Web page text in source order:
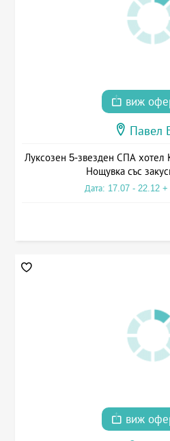
виж
Павел
Луксозен 5-звезден СПА хотел
Нощувка със
Дата: 17.07 - 22.12 +
виж